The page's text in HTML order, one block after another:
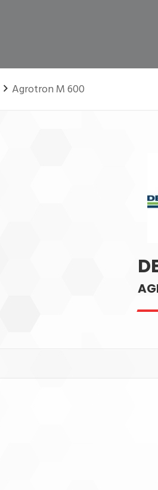
Agrotron M 600